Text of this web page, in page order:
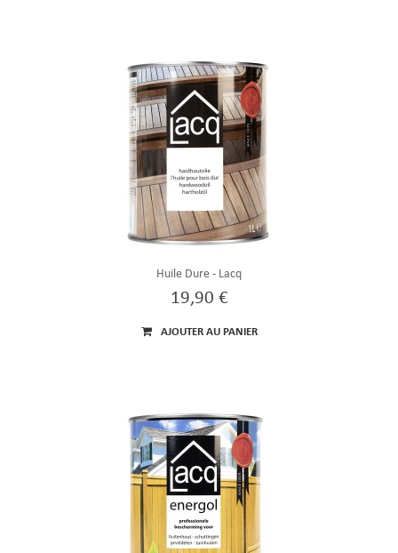
Huile Dure - Lacq
19,90 €
AJOUTER AU PANIER